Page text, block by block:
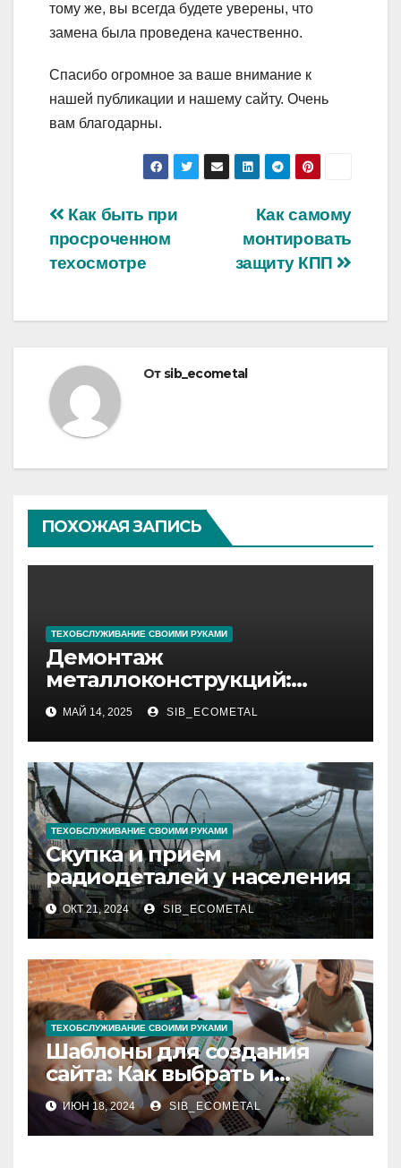
тому же, вы всегда будете уверены, что
замена была проведена качественно.
Спасибо огромное за ваше внимание к
нашей публикации и нашему сайту. Очень
вам благодарны.
Навигация
по
Как самому
монтировать
защиту КПП
Как быть при
просроченном
техосмотре
От sib_ecometal
ПОХОЖАЯ ЗАПИСЬ
ТЕХОБСЛУЖИВАНИЕ СВОИМИ РУКАМИ
Демонтаж
металлоконструкций:
ключевые аспекты и этапы
МАЙ 14, 2025 SIB_ECOMETAL
ТЕХОБСЛУЖИВАНИЕ СВОИМИ РУКАМИ
Скупка и прием
радиодеталей у населения
ОКТ 21, 2024 SIB_ECOMETAL
ТЕХОБСЛУЖИВАНИЕ СВОИМИ РУКАМИ
Шаблоны для создания
сайта: Как выбрать и
использовать
ИЮН 18, 2024 SIB_ECOMETAL